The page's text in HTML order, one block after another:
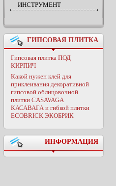
ИНСТРУМЕНТ
ГИПСОВАЯ ПЛИТКА
Гипсовая плитка ПОД
КИРПИЧ
Какой нужен клей для
приклеивания декоративной
гипсовой облицовочной
плитки CASAVAGA
КАСАВАГА и гибкой плитки
ECOBRICK ЭКОБРИК
ИНФОРМАЦИЯ